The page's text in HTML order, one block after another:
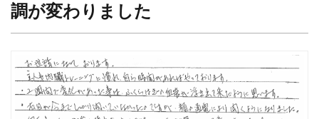
調が変わりました